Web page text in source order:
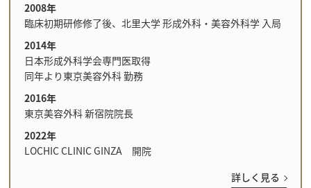
2008年
臨床初期研修修了後、北里大学 形成外科・美容外科学 入局
2014年
日本形成外科学会専門医取得
同年より東京美容外科 勤務
2016年
東京美容外科 新宿院院長
2022年
LOCHIC CLINIC GINZA 開院
詳しく見る